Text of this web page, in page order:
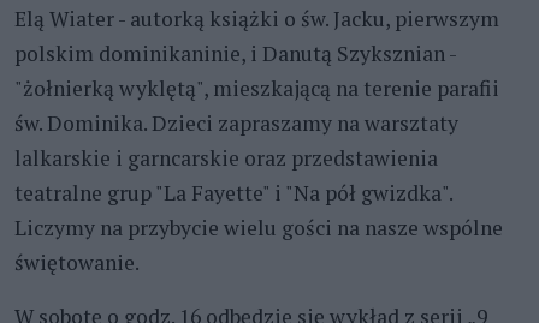
Elą Wiater - autorką książki o św. Jacku, pierwszym
polskim dominikaninie, i Danutą Szyksznian -
"żołnierką wyklętą", mieszkającą na terenie parafii
św. Dominika. Dzieci zapraszamy na warsztaty
lalkarskie i garncarskie oraz przedstawienia
teatralne grup "La Fayette" i "Na pół gwizdka".
Liczymy na przybycie wielu gości na nasze wspólne
świętowanie.
W sobotę o godz. 16 odbędzie się wykład z serii „9